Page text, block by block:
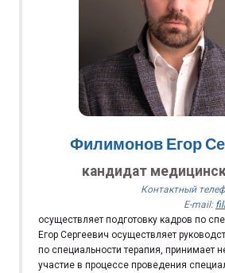
Филимонов Егор
кандидат
Контактный
E-mail:
осуществляет подготовку кадров по
Егор Сергеевич осуществляет
по специальности терапия, принимает
участие в процессе проведения